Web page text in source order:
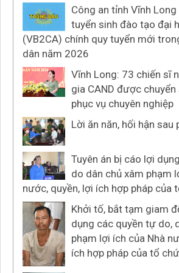
Công an tỉnh Vĩnh
tuyển sinh đào tạo đại
(VB2CA) chính quy tuyển mới
dân năm 2026
Vĩnh Long: 73 chiến sĩ
gia CAND được
phục vụ chuyên nghiệp
Lời ăn năn, hối hận sau
Tuyên án bị cáo lợi
do dân chủ xâm phạm
nước, quyền, lợi ích hợp pháp của
Khởi tố, bắt tạm giam
dụng các quyền tự do,
phạm lợi ích của Nhà
ích hợp pháp của tổ